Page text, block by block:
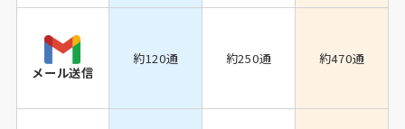
メール送信
約120通 約250通 約470通